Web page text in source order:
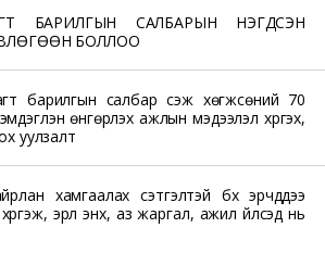
БАРИЛГЫН САЛБАРЫН НЭГДСЭН
БОЛЛОО
барилгын салбар үүсэж хөгжсөний 70
өнгөрүүлэх ажлын мэдээлэл хүргэх,
уулзалт
хамгаалах сэтгэлтэй бүх эрчүүддээ
эрүүл энх, аз жаргал, ажил үйлсэд нь